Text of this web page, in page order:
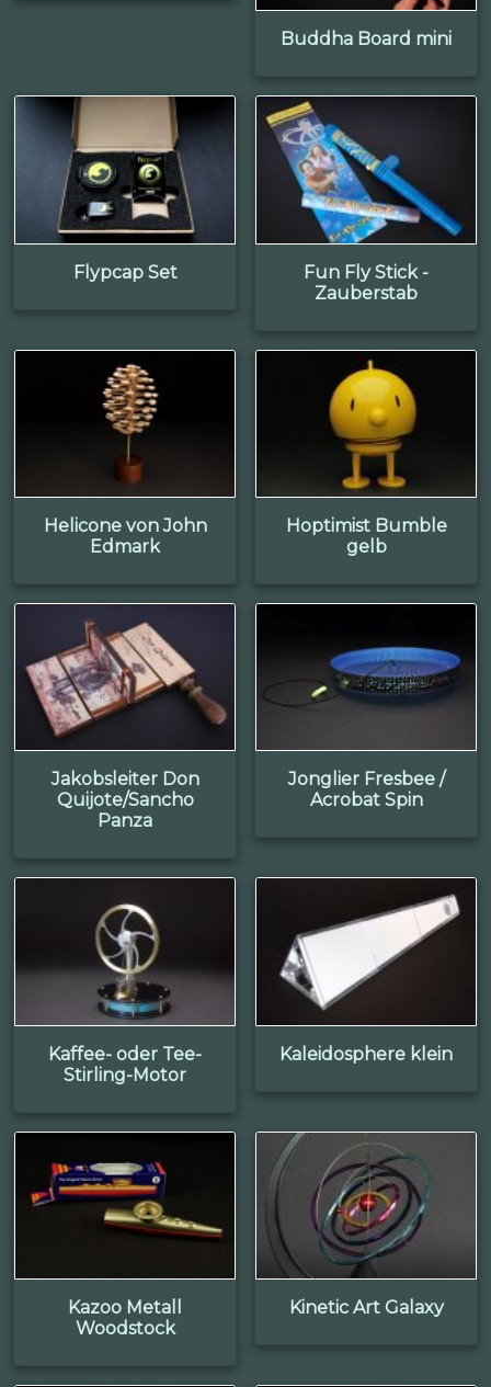
Buddha Board mini
Flypcap Set
Fun Fly Stick -
Zauberstab
Helicone von John
Edmark
Hoptimist Bumble
gelb
Jakobsleiter Don
Quijote/Sancho
Panza
Jonglier Fresbee /
Acrobat Spin
Kaffee- oder Tee-
Stirling-Motor
Kaleidosphere klein
Kazoo Metall
Woodstock
Kinetic Art Galaxy